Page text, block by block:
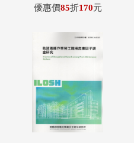
優惠價85折170元